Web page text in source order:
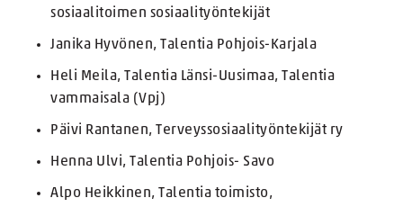
sosiaalitoimen sosiaalityöntekijät
Janika Hyvönen, Talentia Pohjois-Karjala
Heli Meila, Talentia Länsi-Uusimaa, Talentia
vammaisala (Vpj)
Päivi Rantanen, Terveyssosiaalityöntekijät ry
Henna Ulvi, Talentia Pohjois- Savo
Alpo Heikkinen, Talentia toimisto,